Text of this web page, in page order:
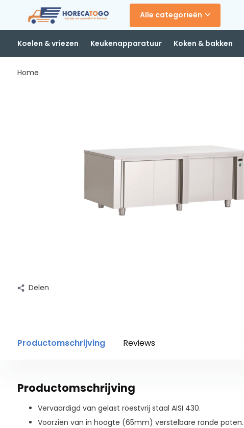
Alle categorieën
Koelen & vriezen Keukenapparatuur Koken & bakken
Home
Delen
Productomschrijving Reviews
Productomschrijving
Vervaardigd van gelast roestvrij staal AISI 430.
Voorzien van in hoogte (65mm) verstelbare ronde poten.